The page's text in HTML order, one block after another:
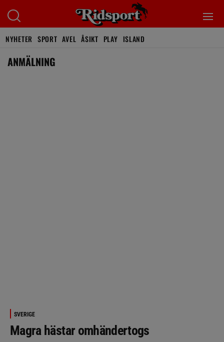
NYHETER SPORT AVEL ÅSIKT PLAY ISLAND
ANMÄLNING
SVERIGE
Magra hästar omhändertogs